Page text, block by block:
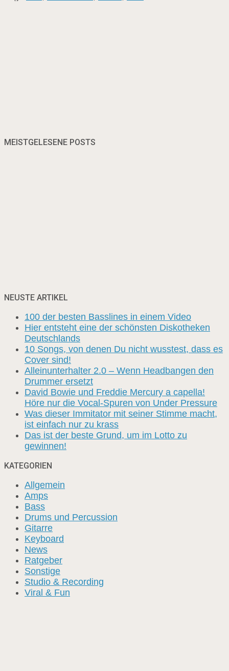
MEISTGELESENE POSTS
NEUSTE ARTIKEL
100 der besten Basslines in einem Video
Hier entsteht eine der schönsten Diskotheken
Deutschlands
10 Songs, von denen Du nicht wusstest, dass es
Cover sind!
Alleinunterhalter 2.0 – Wenn Headbangen den
Drummer ersetzt
David Bowie und Freddie Mercury a capella!
Höre nur die Vocal-Spuren von Under Pressure
Was dieser Immitator mit seiner Stimme macht,
ist einfach nur zu krass
Das ist der beste Grund, um im Lotto zu
gewinnen!
KATEGORIEN
Allgemein
Amps
Bass
Drums und Percussion
Gitarre
Keyboard
News
Ratgeber
Sonstige
Studio & Recording
Viral & Fun